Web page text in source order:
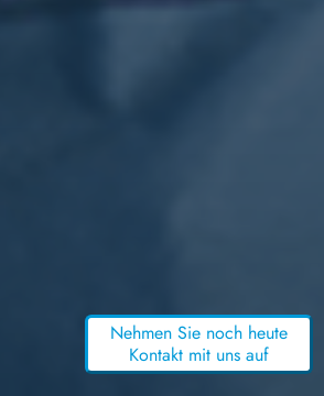
Nehmen Sie noch heute
Kontakt mit uns auf